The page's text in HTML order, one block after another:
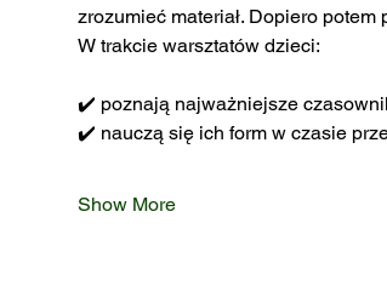
zrozumieć materiał. Dopiero
W trakcie warsztatów dzieci:
✔️ poznają najważniejsze
✔️ nauczą się ich form w czasie
Show More